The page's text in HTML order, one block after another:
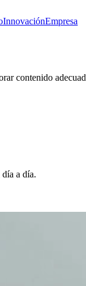
InnovaciónEmpresa
contenido
a día.